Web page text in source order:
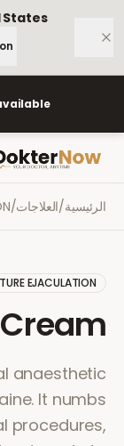
States
الرئيسية/العلاجات/
EJACULATION
anaesthetic
It numbs
procedures,